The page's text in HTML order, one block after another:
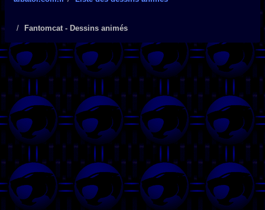
Fantomcat - Dessins animés